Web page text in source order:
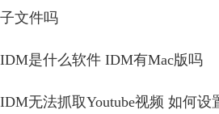
子文件吗
IDM是什么软件 IDM有Mac版吗
IDM无法抓取Youtube视频 如何设